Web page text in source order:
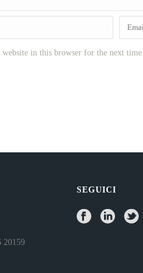
website in this browser for the next
20159
SEGUICI